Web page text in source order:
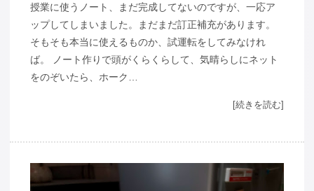
授業に使うノート、まだ完成してないのですが、一応ア
ップしてしまいました。まだまだ訂正補充があります。
そもそも本当に使えるものか、試運転をしてみなけれ
ば。 ノート作りで頭がくらくらして、気晴らしにネット
をのぞいたら、ホーク…
[続きを読む]